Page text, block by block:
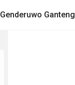
Genderuwo Ganteng